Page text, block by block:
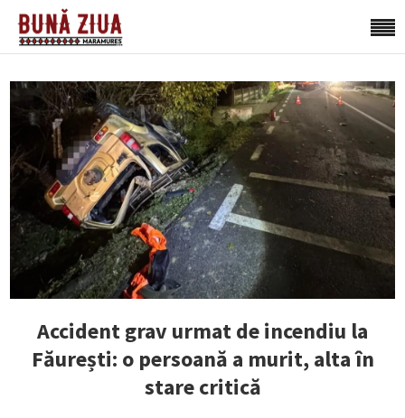
Accident grav urmat de incendiu la
Făurești: o persoană a murit, alta în
stare critică